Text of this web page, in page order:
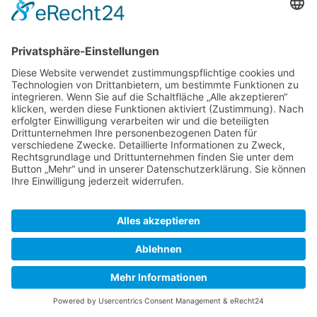
Ich denke, dass alle persönlichen Eindrücke von vor
nicht mehr gibt. Andere Meinungen?
16:04, 12. Jul. 2015 (CEST)
Mommark wieder offen
Zurück zur Seite „Mommark“.
SkipperGuide
Datenschutz Klassische Ansicht